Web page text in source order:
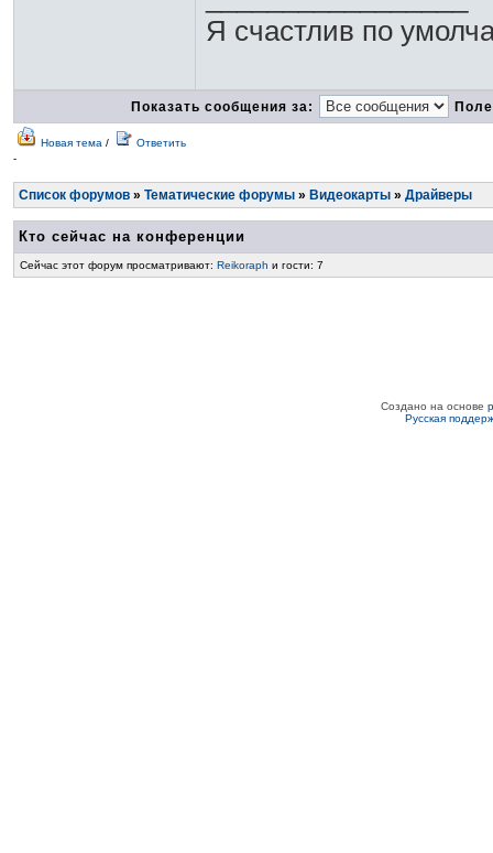
Я счастлив по
Показать сообщения за:
Новая тема /
Ответить
-
Список форумов » Тематические форумы » Видеокарты » Драйверы
Кто сейчас на конференции
Сейчас этот форум просматривают: Reikoraph и гости: 7
Создано на основе
Русская